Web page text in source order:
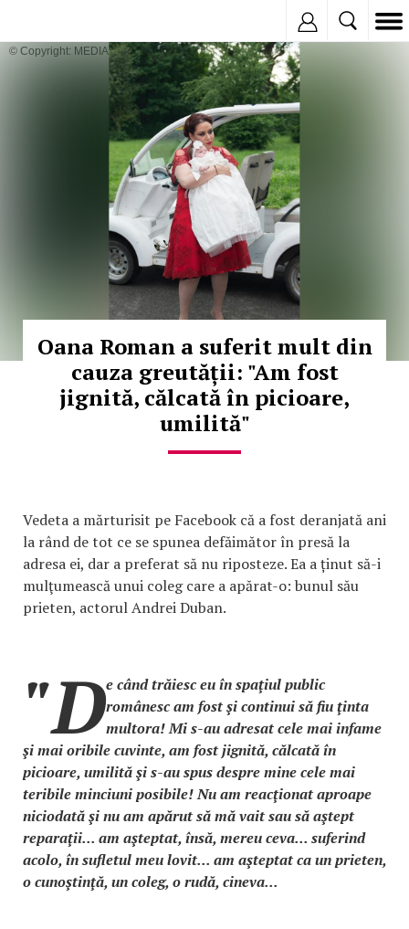
© Copyright: MEDIAFAX
Oana Roman a suferit mult din
cauza greutății: "Am fost
jignită, călcată în picioare,
umilită"
Vedeta a mărturisit pe Facebook că a fost deranjată ani
la rând de tot ce se spunea defăimător în presă la
adresa ei, dar a preferat să nu riposteze. Ea a ținut să-i
mulţumească unui coleg care a apărat-o: bunul său
prieten, actorul Andrei Duban.
"De când trăiesc eu în spaţiul public
românesc am fost şi continui să fiu ţinta
multora! Mi s-au adresat cele mai infame
şi mai oribile cuvinte, am fost jignită, călcată în
picioare, umilită şi s-au spus despre mine cele mai
teribile minciuni posibile! Nu am reacţionat aproape
niciodată şi nu am apărut să mă vait sau să aştept
reparaţii... am aşteptat, însă, mereu ceva... suferind
acolo, în sufletul meu lovit... am aşteptat ca un prieten,
o cunoştinţă, un coleg, o rudă, cineva...